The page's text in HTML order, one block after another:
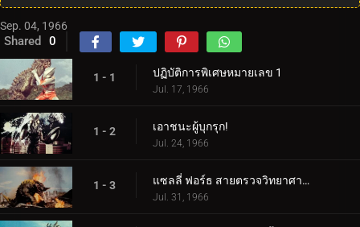
Sep. 04, 1966
Shared 0
1 - 1 ปฏิบัติการพิเศษหมายเลข 1
Jul. 17, 1966
1 - 2 เอาชนะผู้บุกรุก!
Jul. 24, 1966
1 - 3 แซลลี่ ฟอร์ธ สายตรวจวิทยาศาสตร์!
Jul. 31, 1966